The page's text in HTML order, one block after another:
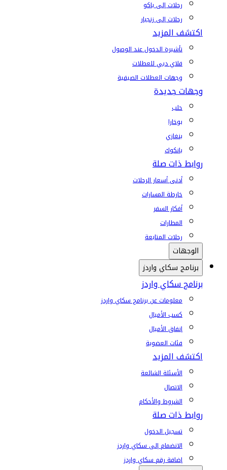
رحلات إلى باكو
رحلات إلى زنجبار
اكتشف المزيد
تأشيرة الدخول عند الوصول
فلاي دبي للعطلات
وجهات العطلات الصيفية
وجهات جديدة
حلب
بوخارا
بنغازي
بانكوك
روابط ذات صلة
أدنى أسعار الرحلات
خارطة المسارات
أفكار السفر
المطارات
رحلات المتابعة
الوجهات
برنامج سكاي واردز
برنامج سكاي واردز
معلومات عن برنامج سكاي واردز
كسب الأميال
إنفاق الأميال
فئات العضوية
اكتشف المزيد
الأسئلة الشائعة
الاتصال
الشروط والأحكام
روابط ذات صلة
تسجيل الدخول
الانضمام إلى سكاي واردز
إضافة رقم سكاي واردز